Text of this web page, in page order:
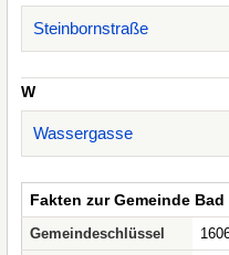
Steinbornstraße
W
Wassergasse
Fakten zur Gemeinde
Gemeindeschlüssel